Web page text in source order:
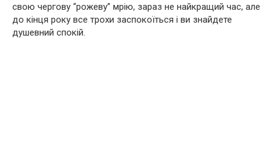
свою чергову “рожеву” мрію, зараз не найкращий час, але
до кінця року все трохи заспокоїться і ви знайдете
душевний спокій.